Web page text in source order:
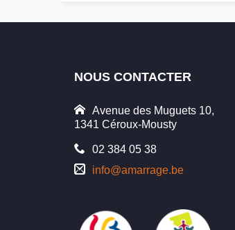
NOUS CONTACTER
Avenue des Muguets 10,
1341 Céroux-Mousty
02 384 05 38
info@amarrage.be